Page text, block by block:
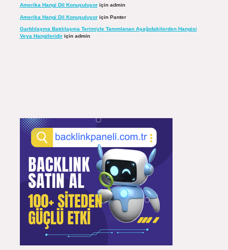
Amerika Hangi Dil Konuşuluyoriçin admin
Amerika Hangi Dil Konuşuluyoriçin Panter
Garblılaşma Batılılaşma Terimiyle Tanımlanan Aşağıdakilerden Hangisi
Veya Hangileridiriçin admin